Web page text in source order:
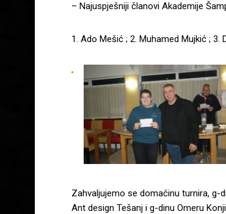
– Najuspješniji članovi Akademije
1. Ado Mešić ; 2. Muhamed Mujkić ; 3.
Zahvaljujemo se domaćinu turnira, g-
Ant design Tešanj i g-dinu Omeru